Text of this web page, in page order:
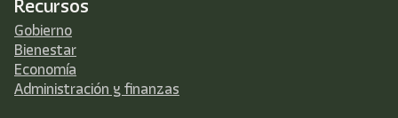
Recursos
Gobierno
Bienestar
Economía
Administración y finanzas